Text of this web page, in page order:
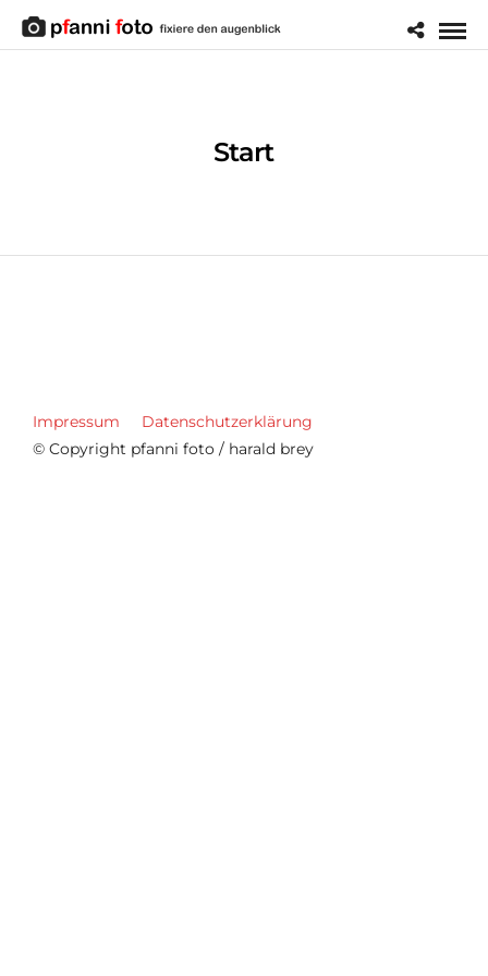
Start
Impressum
Datenschutzerklärung
© Copyright pfanni foto / harald brey